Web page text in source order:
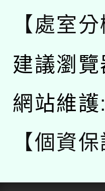
【處室分
建議瀏
網站維護
【個資